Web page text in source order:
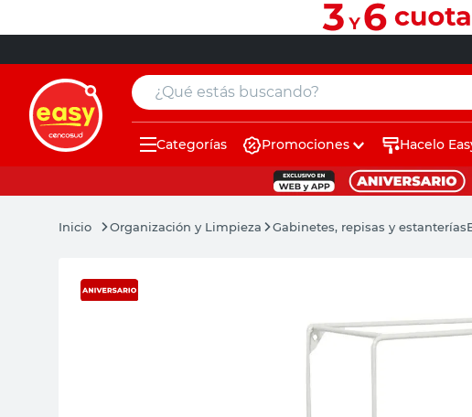
¿Qué estás buscando?
Categorías Promociones Hacelo
Organización y Limpieza Gabinetes, repisas y estanterías
muebles